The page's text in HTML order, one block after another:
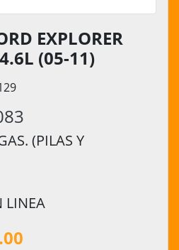
EXPLORER
(05-11)
(PILAS Y
LINEA